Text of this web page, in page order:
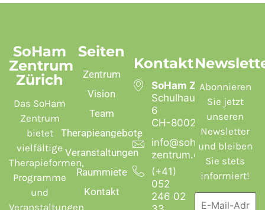
SoHam
Zentrum
Zürich
Das SoHam
Zentrum
bietet
vielfältige
Therapieformen,
Programme
und
Veranstaltungen
Seiten
Zentrum
Vision
Team
Therapieangebote
Veranstaltungen
Raummiete
Kontakt
Kontakt
SoHam Zentrum
Schulhausstrasse
6
CH-8002 Zürich
info@soham-
zentrum.ch
(+41)
052
246 02
Abonnieren
Sie jetzt
unseren
Newsletter
und bleiben
Sie stets
informiert!